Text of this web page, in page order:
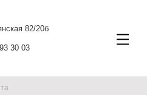
82/20б
30 03